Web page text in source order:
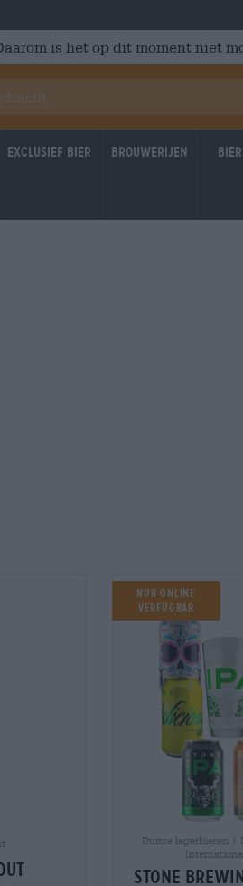
is het op dit moment niet
Exclusief Bier Brouwerijen
NUR ONLINE
VERFÜGBAR
Duitse lagerbieren |
stone